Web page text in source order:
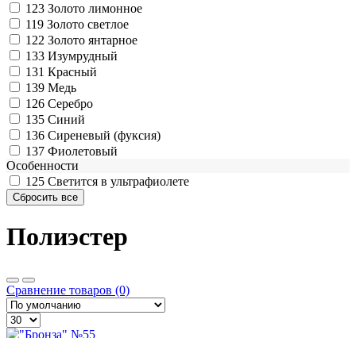
123 Золото лимонное
119 Золото светлое
122 Золото янтарное
133 Изумрудный
131 Красный
139 Медь
126 Серебро
135 Синий
136 Сиреневый (фуксия)
137 Фиолетовый
Особенности
125 Светится в ультрафиолете
Полиэстер
Сравнение товаров (0)